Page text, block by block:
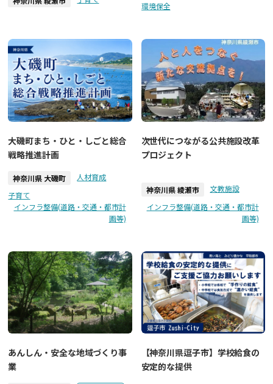
環境保全
大磯町まち・ひと・しごと総合
戦略推進計画
神奈川県 大磯町
人材育成
子育て
インフラ整備(道路・交通・都市計
画等)
次世代につながる公共施設改革
プロジェクト
神奈川県 綾瀬市
文教施設
インフラ整備(道路・交通・都市計
画等)
あんしん・安全な地域づくり事
業
【神奈川県逗子市】学校給食の
安定的な提供